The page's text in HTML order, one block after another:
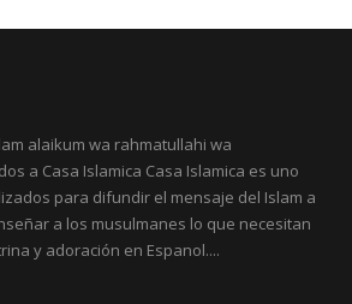
alaikum wa rahmatullahi wa
a Casa Islamica Casa Islamica es uno
para difundir el mensaje del Islam a
a los musulmanes lo que necesitan
y adoración en Espanol....